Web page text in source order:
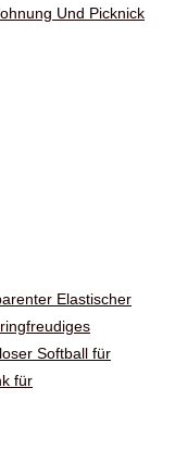
Und Picknick
Elastischer
Softball für
für